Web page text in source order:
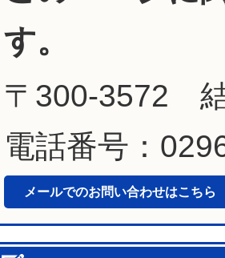
す。
〒300-3572
電話番号：
メールでのお問い合わせはこちら